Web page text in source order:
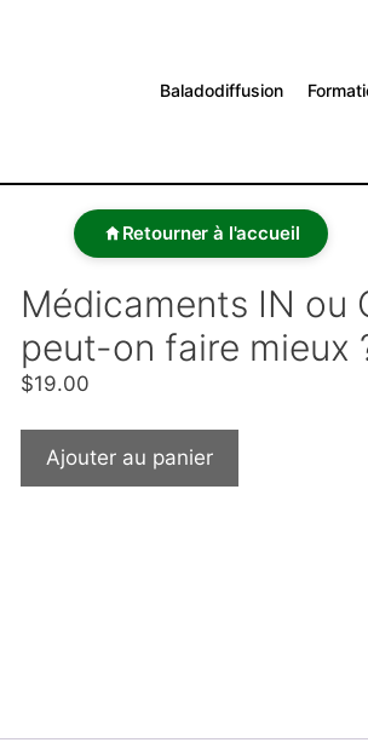
Baladodiffusion
Retourner à l'accueil
Médicaments IN ou
peut-on faire mieux
$19.00
Ajouter au panier